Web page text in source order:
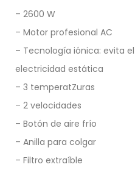
– 2600 W
– Motor profesional AC
– Tecnología iónica: evita
electricidad estática
– 3 temperatZuras
– 2 velocidades
– Botón de aire frío
– Anilla para colgar
– Filtro extraíble